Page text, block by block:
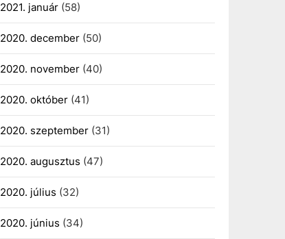
2021. január(58)
2020. december(50)
2020. november(40)
2020. október(41)
2020. szeptember(31)
2020. augusztus (47)
2020. július (32)
2020. június (34)